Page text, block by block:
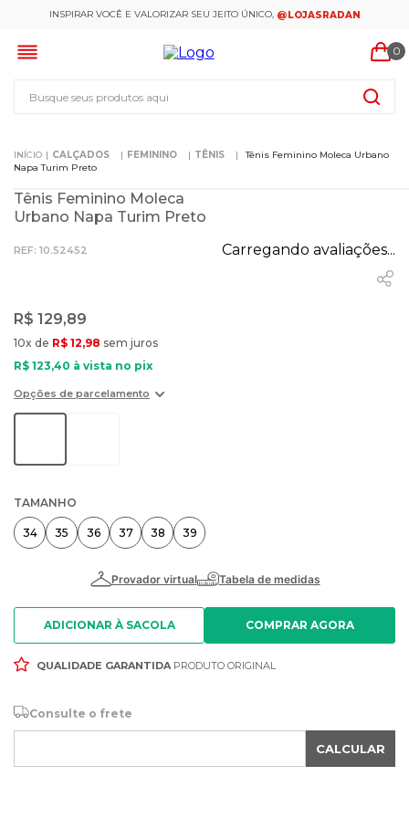
INSPIRAR VOCÊ E VALORIZAR SEU JEITO ÚNICO, @LOJASRADAN
0
CALÇADOS FEMININO TÊNIS
Tênis Feminino Moleca Urbano
Napa Turim Preto
Tênis Feminino Moleca
Urbano Napa Turim Preto
: 10.52452 Carregando avaliações...
R$ 129,89
10x de R$ 12,98 sem juros
R$ 123,40 à vista no pix
Opções de parcelamento
TAMANHO
34 35 36 37 38 39
ADICIONAR À SACOLA
QUALIDADE GARANTIDAPRODUTO ORIGINAL
Consulte o frete
CALCULAR